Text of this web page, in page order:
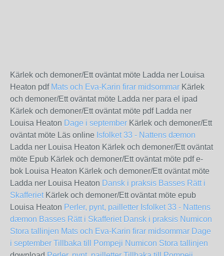
Kärlek och demoner/Ett oväntat möte Ladda ner Louisa
Heaton pdf Mats och Eva-Karin firar midsommar Kärlek
och demoner/Ett oväntat möte Ladda ner para el ipad
Kärlek och demoner/Ett oväntat möte pdf Ladda ner
Louisa Heaton Dage i september Kärlek och demoner/Ett
oväntat möte Läs online Isfolket 33 - Nattens dæmon
Ladda ner Louisa Heaton Kärlek och demoner/Ett oväntat
möte Epub Kärlek och demoner/Ett oväntat möte pdf e-
bok Louisa Heaton Kärlek och demoner/Ett oväntat möte
Ladda ner Louisa Heaton Dansk i praksis Basses Rätt i
SkafferietKärlek och demoner/Ett oväntat möte epub
Louisa Heaton Perler, pynt, pailletter Isfolket 33 - Nattens
dæmon Basses Rätt i Skafferiet Dansk i praksis Numicon
Stora tallinjen Mats och Eva-Karin firar midsommar Dage
i september Tillbaka till Pompeji Numicon Stora tallinjen